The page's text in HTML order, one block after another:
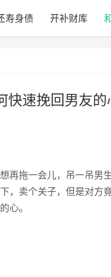
寿身债 开补财库
快速挽回男友的
拖一会儿，吊一吊男
，卖个关子，但是对方
心。